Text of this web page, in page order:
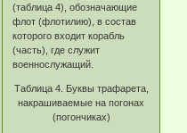
(таблица 4), обозначающие
флот (флотилию), в состав
которого входит корабль
(часть), где служит
военнослужащий.
Таблица 4. Буквы трафарета,
накрашиваемые на погонах
(погончиках)